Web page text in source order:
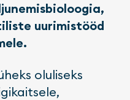
uurimistööd
oluliseks